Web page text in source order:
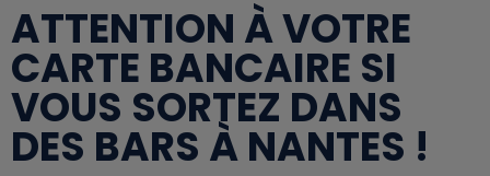
ATTENTION À VOTRE
CARTE BANCAIRE SI
VOUS SORTEZ DANS
DES BARS À NANTES !